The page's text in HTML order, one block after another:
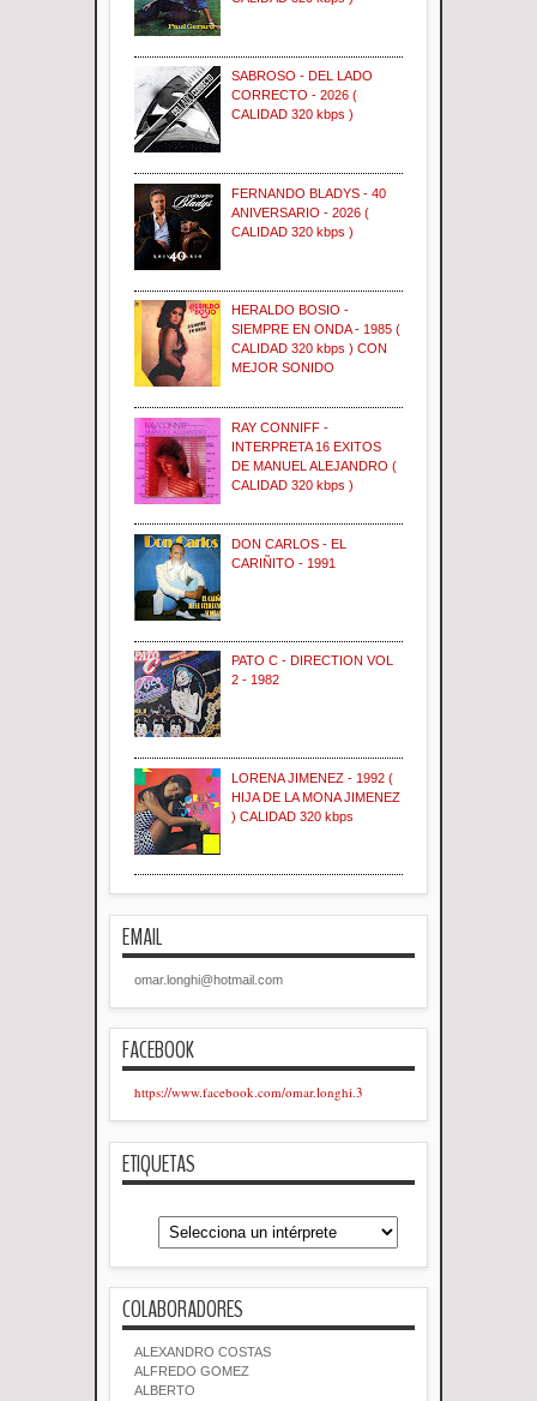
SABROSO - DEL LADO
CORRECTO - 2026 (
CALIDAD 320 kbps )
FERNANDO BLADYS - 40
ANIVERSARIO - 2026 (
CALIDAD 320 kbps )
HERALDO BOSIO -
SIEMPRE EN ONDA - 1985 (
CALIDAD 320 kbps ) CON
MEJOR SONIDO
RAY CONNIFF -
INTERPRETA 16 EXITOS
DE MANUEL ALEJANDRO (
CALIDAD 320 kbps )
DON CARLOS - EL
CARIÑITO - 1991
PATO C - DIRECTION VOL
2 - 1982
LORENA JIMENEZ - 1992 (
HIJA DE LA MONA JIMENEZ
) CALIDAD 320 kbps
EMAIL
omar.longhi@hotmail.com
FACEBOOK
https://www.facebook.com/omar.longhi.3
ETIQUETAS
COLABORADORES
ALEXANDRO COSTAS
ALFREDO GOMEZ
ALBERTO